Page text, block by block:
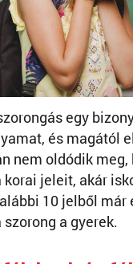
egy
és magától
nem oldódik meg,
korai jeleit, akár
10 jelből már
a gyerek.